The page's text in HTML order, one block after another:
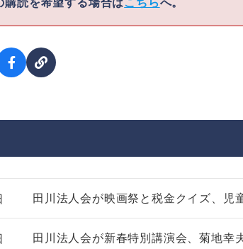
購読を希望する場合は こちらへ。
田川法人会が映画祭と税金クイズ、児
田川法人会が新春特別講演会、菊地幸